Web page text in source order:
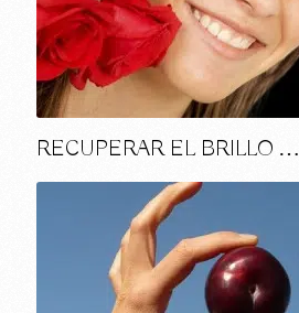
RECUPERAR EL BRILLO …